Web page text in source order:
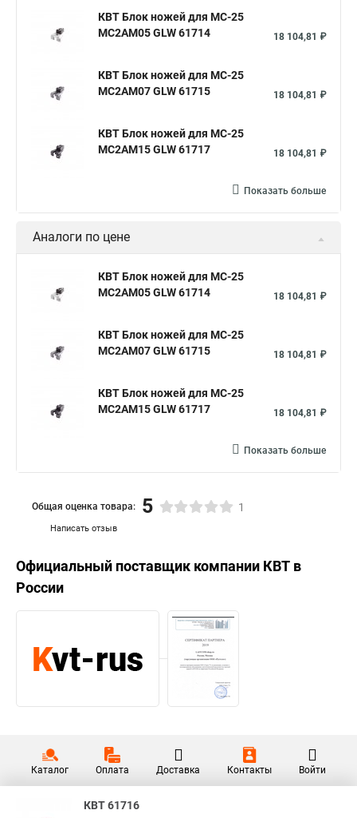
КВТ Блок ножей для МС-25
MC2AM05 GLW 61714
18 104,81 ₽
КВТ Блок ножей для МС-25
MC2AM07 GLW 61715
18 104,81 ₽
КВТ Блок ножей для МС-25
MC2AM15 GLW 61717
18 104,81 ₽
Показать больше
Аналоги по цене
КВТ Блок ножей для МС-25
MC2AM05 GLW 61714
18 104,81 ₽
КВТ Блок ножей для МС-25
MC2AM07 GLW 61715
18 104,81 ₽
КВТ Блок ножей для МС-25
MC2AM15 GLW 61717
18 104,81 ₽
Показать больше
Написать отзыв
Общая оценка товара: 5 1
Официальный поставщик компании КВТ в
России
Каталог Оплата Доставка Контакты Войти
КВТ 61716